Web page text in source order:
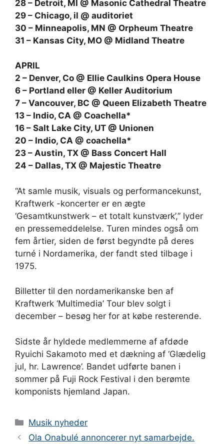
28 – Detroit, MI @ Masonic Cathedral Theatre
29 – Chicago, il @ auditoriet
30 – Minneapolis, MN @ Orpheum Theatre
31 – Kansas City, MO @ Midland Theatre
APRIL
2 – Denver, Co @ Ellie Caulkins Opera House
6 – Portland eller @ Keller Auditorium
7 – Vancouver, BC @ Queen Elizabeth Theatre
13 – Indio, CA @ Coachella*
16 – Salt Lake City, UT @ Unionen
20 – Indio, CA @ coachella*
23 – Austin, TX @ Bass Concert Hall
24 – Dallas, TX @ Majestic Theatre
“At samle musik, visuals og performancekunst,
Kraftwerk -koncerter er en ægte
‘Gesamtkunstwerk – et totalt kunstværk’,” lyder
en pressemeddelelse. Turen mindes også om
fem årtier, siden de først begyndte på deres
turné i Nordamerika, der fandt sted tilbage i
1975.
Billetter til den nordamerikanske ben af ​​
Kraftwerk ‘Multimedia’ Tour blev solgt i
december – besøg her for at købe resterende.
Sidste år hyldede medlemmerne af afdøde
Ryuichi Sakamoto med et dækning af ‘Glædelig
jul, hr. Lawrence’. Bandet udførte banen i
sommer på Fuji Rock Festival i den berømte
komponists hjemland Japan.
Kategorier
Musik nyheder
Ola Onabulé annoncerer nyt samarbejde.